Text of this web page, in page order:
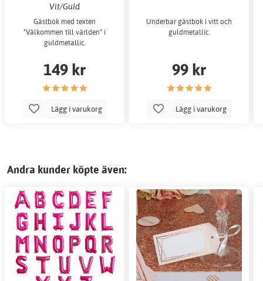
Vit/Guld
Gästbok med texten
"Välkommen till världen" i
guldmetallic.
149 kr
Lägg i varukorg
Underbar gästbok i vitt och
guldmetallic.
99 kr
Lägg i varukorg
Andra kunder köpte även: